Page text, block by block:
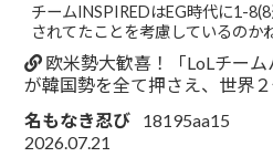
チームINSPIREDはEG時代に1-
されてたことを考慮しているのか
欧米勢大歓喜！「LoLチー
が韓国勢を全て押さえ、世界
名もなき忍び
18195aa15
2026.07.21